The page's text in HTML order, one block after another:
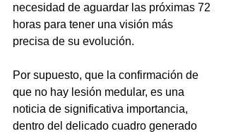
necesidad de aguardar las próximas 72
horas para tener una visión más
precisa de su evolución.
Por supuesto, que la confirmación de
que no hay lesión medular, es una
noticia de significativa importancia,
dentro del delicado cuadro generado